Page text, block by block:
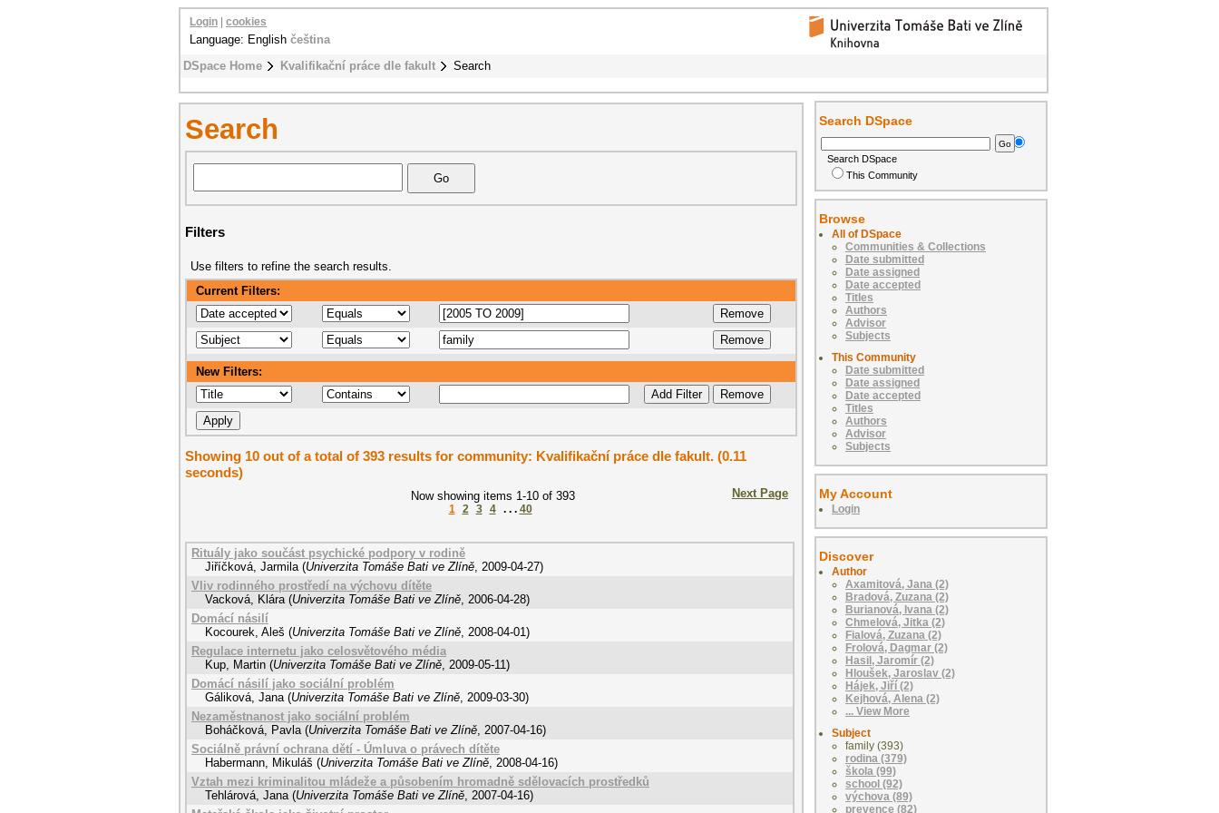
DSpace Home Kvalifikační práce dle fakult Search
Login cookies
Language: English čeština
Search
Filters
Use filters to refine the search results.
Current Filters:
New Filters:
Showing 10 out of a total of 393 results for community: Kvalifikační práce dle fakult. (0.11
seconds)
Now showing items 1-10 of 393
1 2 3 4 . . . 40
Next Page
Rituály jako součást psychické podpory v rodině
Jiříčková, Jarmila (Univerzita Tomáše Bati ve Zlíně 2009-04-27)
Vliv rodinného prostředí na výchovu dítěte
Vacková, Klára (Univerzita Tomáše Bati ve Zlíně 2006-04-28)
Domácí násilí
Kocourek, Aleš (Univerzita Tomáše Bati ve Zlíně 2008-04-01)
Regulace internetu jako celosvětového média
Kup, Martin (Univerzita Tomáše Bati ve Zlíně 2009-05-11)
Domácí násilí jako sociální problém
Gáliková, Jana (Univerzita Tomáše Bati ve Zlíně 2009-03-30)
Nezaměstnanost jako sociální problém
Boháčková, Pavla (Univerzita Tomáše Bati ve Zlíně 2007-04-16)
Sociálně právní ochrana dětí - Úmluva o právech dítěte
Habermann, Mikuláš (Univerzita Tomáše Bati ve Zlíně 2008-04-16)
Vztah mezi kriminalitou mládeže a působením hromadně sdělovacích prostředků
Tehlárová, Jana (Univerzita Tomáše Bati ve Zlíně 2007-04-16)
Search DSpace
Search DSpace
This Community
Browse
All of DSpace
Communities & Collections
Date submitted
Date assigned
Date accepted
Titles
Authors
Advisor
Subjects
This Community
Date submitted
Date assigned
Date accepted
Titles
Authors
Advisor
Subjects
My Account
Login
Discover
Author
Axamitová, Jana (2)
Bradová, Zuzana (2)
Burianová, Ivana (2)
Chmelová, Jitka (2)
Fialová, Zuzana (2)
Frolová, Dagmar (2)
Hasil, Jaromír (2)
Hloušek, Jaroslav (2)
Hájek, Jiří (2)
Kejhová, Alena (2)
... View More
Subject
family (393)
rodina (379)
škola (99)
school (92)
výchova (89)
prevence (82)